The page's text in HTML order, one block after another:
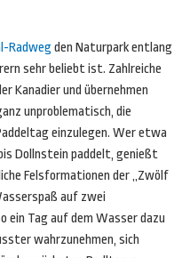
Radwegden Naturpark entlang
sehr beliebt ist. Zahlreiche
Kanadier und übernehmen
unproblematisch, die
einzulegen. Wer etwa
Dollnstein paddelt, genießt
Felsformationen der „Zwölf
auf zwei
ein Tag auf dem Wasser dazu
wahrzunehmen, sich